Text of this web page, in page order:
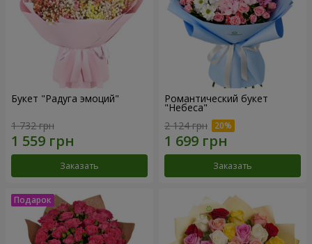
Букет "Радуга эмоций"
1 732 грн
Заказать
Романтический букет
"Небеса"
2 124 грн
Заказать